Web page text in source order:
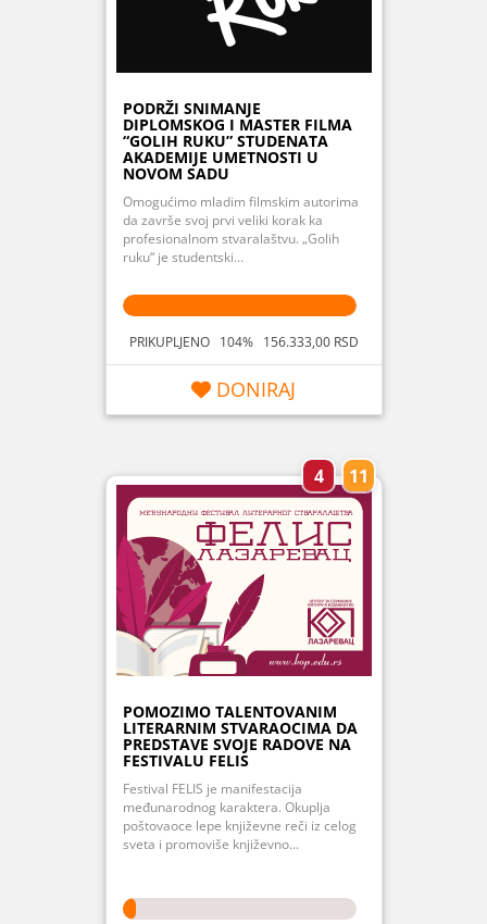
PODRŽI SNIMANJE
DIPLOMSKOG I MASTER FILMA
“GOLIH RUKU” STUDENATA
AKADEMIJE UMETNOSTI U
NOVOM SADU
Omogućimo mladim filmskim autorima
da završe svoj prvi veliki korak ka
profesionalnom stvaralaštvu. „Golih
ruku“ je studentski...
PRIKUPLJENO 104% 156.333,00 RSD
DONIRAJ
4 11
POMOZIMO TALENTOVANIM
LITERARNIM STVARAOCIMA DA
PREDSTAVE SVOJE RADOVE NA
FESTIVALU FELIS
Festival FELIS je manifestacija
međunarodnog karaktera. Okuplja
poštovaoce lepe književne reči iz celog
sveta i promoviše književno...